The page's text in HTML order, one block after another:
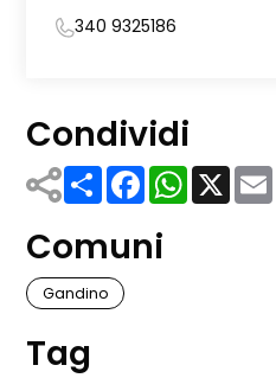
340 9325186
Condividi
ShareFacebook
WhatsApp
X
Comuni
Gandino
Tag